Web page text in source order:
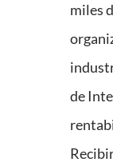
miles
de